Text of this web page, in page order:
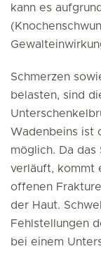
kann es
Schmerzen
belasten, sind
Wadenbeins ist
möglich. Da
verläuft, kommt
offenen
der Haut.
Fehlstellungen
bei einem